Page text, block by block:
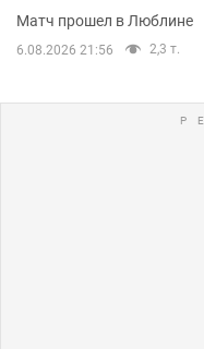
Матч прошел в Люблине
6.08.2026 21:56 2,3 т.